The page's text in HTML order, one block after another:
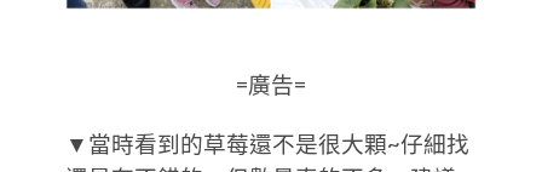
=廣告=
▼當時看到的草莓還不是很大顆~仔細找